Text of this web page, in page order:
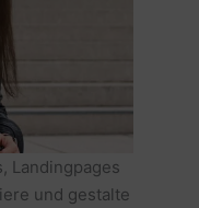
Landingpages
und gestalte